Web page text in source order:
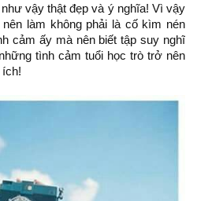
vậy thật đẹp và ý nghĩa! Vì vậy
làm không phải là cố kìm nén
cảm ấy mà nên biết tập suy nghĩ
tình cảm tuổi học trò trở nên
ích!